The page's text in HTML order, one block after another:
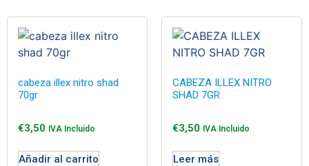
cabeza illex nitro shad
70gr
€3,50 IVA Incluido
Añadir al carrito
CABEZA ILLEX NITRO
SHAD 7GR
€3,50 IVA Incluido
Leer más